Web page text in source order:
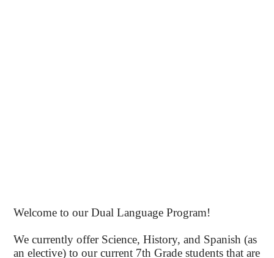
Welcome to our Dual Language Program!
We currently offer Science, History, and Spanish (as
an elective) to our current 7th Grade students that are